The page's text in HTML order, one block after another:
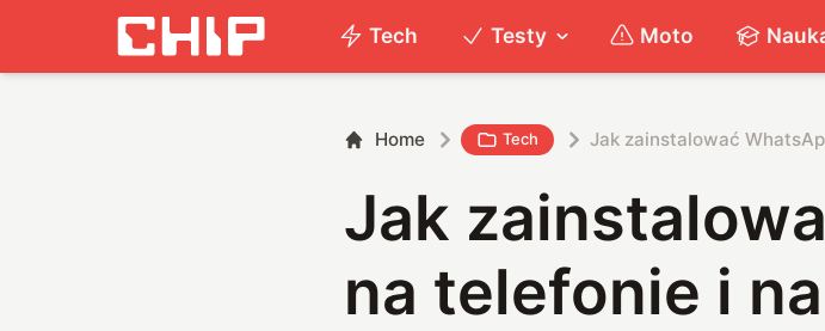
Tech Testy Moto
Home Tech Jak zainstalować
Jak
na telefonie i